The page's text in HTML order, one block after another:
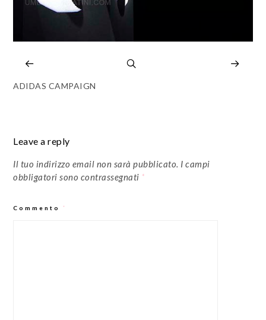
ADIDAS CAMPAIGN
Leave a reply
Il tuo indirizzo email non sarà pubblicato. I campi
obbligatori sono contrassegnati *
Commento *